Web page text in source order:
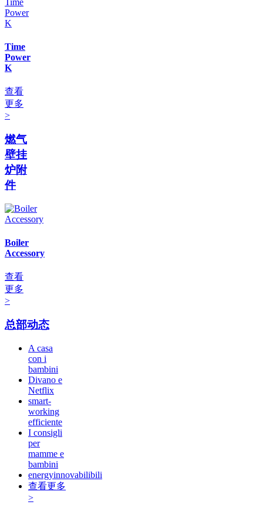
Time
Power
K
查看
更多
>
燃气
壁挂
炉附
件
Boiler
Accessory
查看
更多
>
总部动态
A casa
con i
bambini
Divano e
Netflix
smart-
working
efficiente
I consigli
per
mamme e
bambini
energyinnovabilibili
查看更多
>